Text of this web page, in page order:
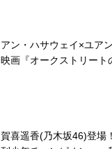
アン・ハサウェイ×ユア
映画『オークストリー
賀喜遥香(乃木坂46)登